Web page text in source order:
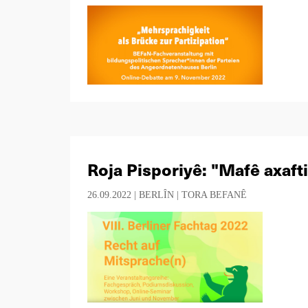
Roja Pisporiyê: "Mafê
26.09.2022 | BERLÎN TORA BEFANÊ